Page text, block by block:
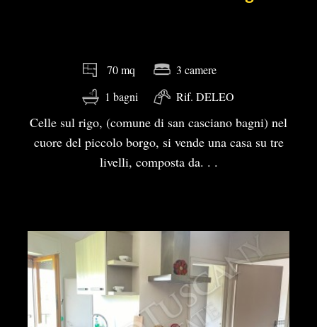
70 mq
1 bagni
3 camere
Rif. DELEO
Celle sul rigo, (comune di san casciano bagni) nel
cuore del piccolo borgo, si vende una casa su tre
livelli, composta da. . .